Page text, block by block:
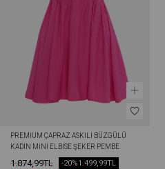
PREMIUM ÇAPRAZ ASKILI BÜZGÜLÜ
KADIN MINI ELBISE ŞEKER PEMBE
1.874,99TL 1.499,99TL
-20%